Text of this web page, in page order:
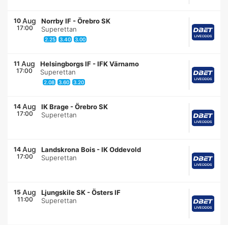
10 Aug
17:00
Norrby IF -Örebro SK
Superettan
2.25 3.40 3.00
11 Aug
17:00
Helsingborgs IF -IFK Värnamo
Superettan
2.08 3.60 3.20
14 Aug
17:00
IK Brage -Örebro SK
Superettan
14 Aug
17:00
Landskrona Bois -IK Oddevold
Superettan
15 Aug
11:00
Ljungskile SK -Östers IF
Superettan